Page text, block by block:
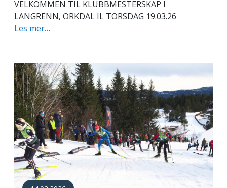
VELKOMMEN TIL KLUBBMESTERSKAP I
LANGRENN, ORKDAL IL TORSDAG 19.03.26
Les mer…